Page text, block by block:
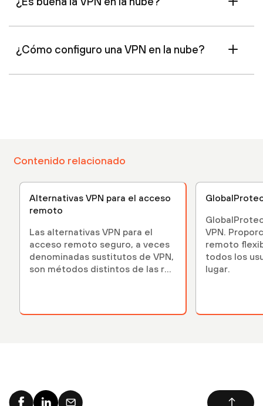
¿Cómo configuro una VPN en la nube?
Contenido relacionado
Alternativas VPN para el acceso
remoto
Las alternativas VPN para el
acceso remoto seguro, a veces
denominadas sustitutos de VPN,
son métodos distintos de las r...
VPN.
remoto
todos los
lugar.